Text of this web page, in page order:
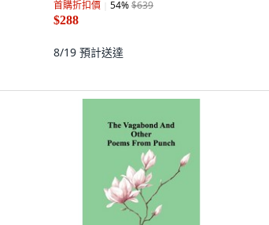
首購折扣價 54%$639
$288
8/19 預計送達